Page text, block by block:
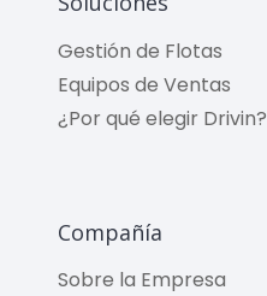
Gestión de Flotas
Equipos de Ventas
¿Por qué elegir Drivin?
Compañía
Sobre la Empresa